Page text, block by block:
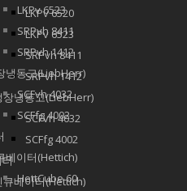
LKPv 6520
LKPv 6523
SRPvh 8411
SRPvh 1412
장냉동고(LiebHerr)
SCFvh 4032
SCFfg 4002
터
큐베이터(Hettich)
LKPv 6523
SRPvh 8411
SRPvh 1412
냉동고(LiebHerr)
SCFvh 4032
SCFfg 4002
베이터(Hettich)
HettCube 60